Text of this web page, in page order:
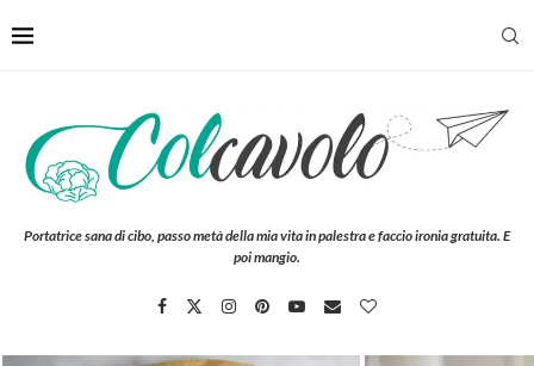
Portatrice sana di cibo, passo metà della mia vita in palestra e faccio ironia gratuita. E
poi mangio.